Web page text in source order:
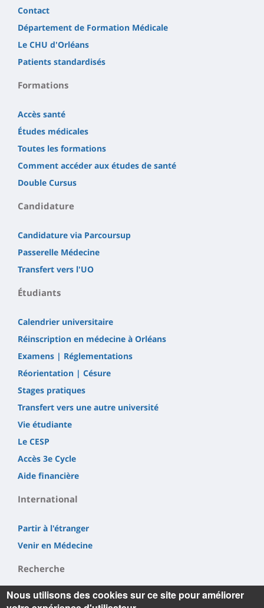
Contact
Département de Formation Médicale
Le CHU d'Orléans
Patients standardisés
Formations
Accès santé
Études médicales
Toutes les formations
Comment accéder aux études de santé
Double Cursus
Candidature
Candidature via Parcoursup
Passerelle Médecine
Transfert vers l'UO
Étudiants
Calendrier universitaire
Réinscription en médecine à Orléans
Examens | Réglementations
Réorientation | Césure
Stages pratiques
Transfert vers une autre université
Vie étudiante
Le CESP
Accès 3e Cycle
Aide financière
International
Partir à l'étranger
Venir en Médecine
Recherche
LI²RSO
Nous utilisons des cookies sur ce site pour améliorer